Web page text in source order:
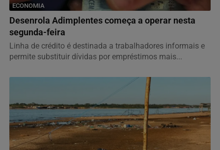
ECONOMIA
Desenrola Adimplentes começa a operar nesta
segunda-feira
Linha de crédito é destinada a trabalhadores informais e
permite substituir dívidas por empréstimos mais...